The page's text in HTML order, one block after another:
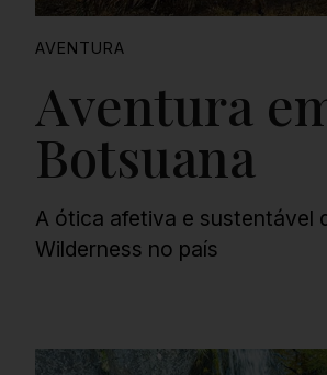
AVENTURA
Aventura
Botsuana
A ótica afetiva e sustentável
Wilderness no país